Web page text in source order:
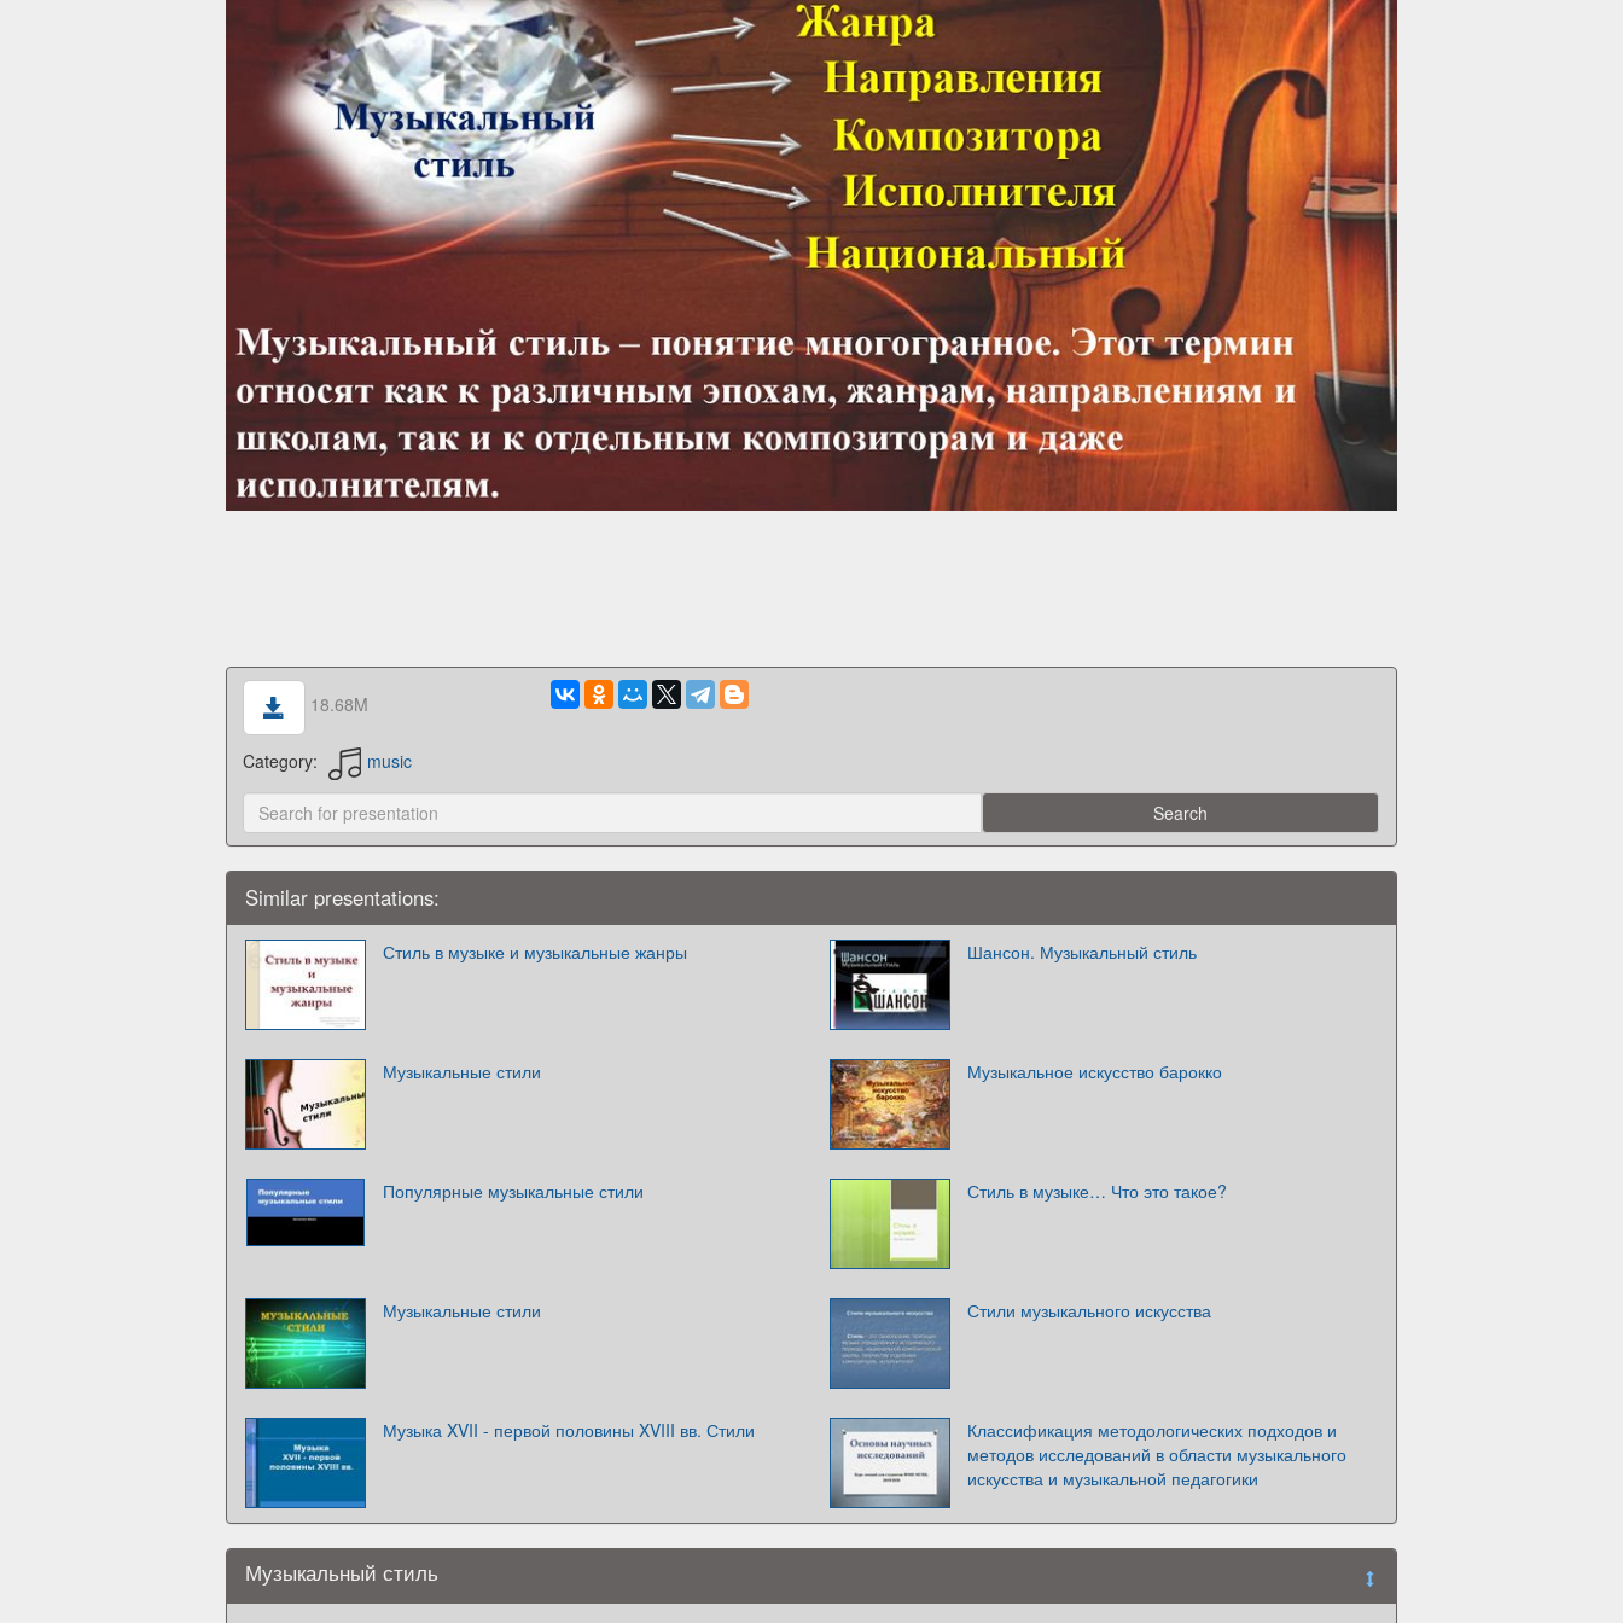
18.68M
Category: music
Similar presentations:
Стиль в музыке и музыкальные жанры Шансон. Музыкальный стиль
Музыкальные стили Музыкальное искусство барокко
Популярные музыкальные стили Стиль в музыке… Что это такое?
Музыкальные стили Стили музыкального искусства
Музыка XVII - первой половины XVIII вв. Стили
Классификация методологических подходов и
методов исследований в области музыкального
искусства и музыкальной педагогики
Музыкальный стиль